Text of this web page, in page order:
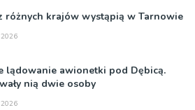
różnych krajów wystąpią w Tarnowie
lądowanie awionetki pod Dębicą.
nią dwie osoby